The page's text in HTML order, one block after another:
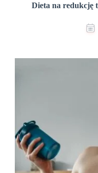
Dieta na redukcję